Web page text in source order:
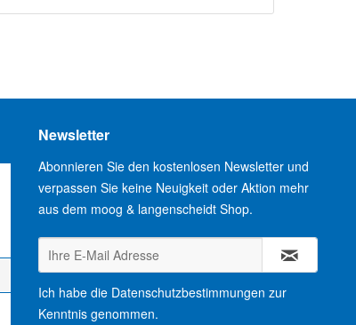
Newsletter
Abonnieren Sie den kostenlosen Newsletter und
verpassen Sie keine Neuigkeit oder Aktion mehr
aus dem moog & langenscheidt Shop.
Ich habe die Datenschutzbestimmungen zur
Kenntnis genommen.